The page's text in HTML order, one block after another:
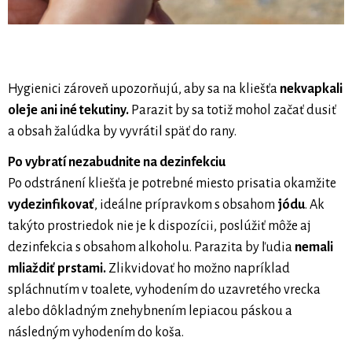
Hygienici zároveň upozorňujú, aby sa na kliešťa nekvapkali
oleje ani iné tekutiny. Parazit by sa totiž mohol začať dusiť
a obsah žalúdka by vyvrátil späť do rany.
Po vybratí nezabudnite na dezinfekciu
Po odstránení kliešťa je potrebné miesto prisatia okamžite
vydezinfikovať, ideálne prípravkom s obsahom jódu. Ak
takýto prostriedok nie je k dispozícii, poslúžiť môže aj
dezinfekcia s obsahom alkoholu. Parazita by ľudia nemali
mliaždiť prstami. Zlikvidovať ho možno napríklad
spláchnutím v toalete, vyhodením do uzavretého vrecka
alebo dôkladným znehybnením lepiacou páskou a
následným vyhodením do koša.